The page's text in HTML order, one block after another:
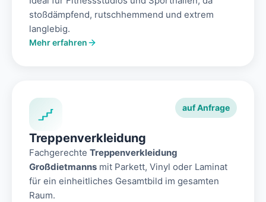
stoßdämpfend, rutschhemmend und extrem
langlebig.
Mehr erfahren
auf Anfrage
Treppenverkleidung
Fachgerechte Treppenverkleidung
Großdietmanns mit Parkett, Vinyl oder Laminat
für ein einheitliches Gesamtbild im gesamten
Raum.